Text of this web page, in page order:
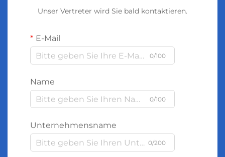
Unser Vertreter wird Sie bald kontaktieren.
E-Mail
0/100
Name
0/100
Unternehmensname
0/200